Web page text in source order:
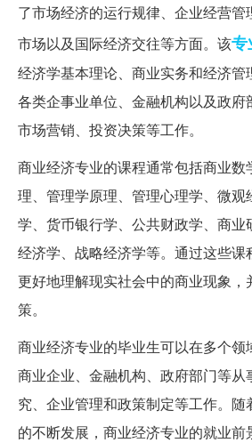
了市场经济的运行规律、企业经营管
市场以及国际经济交往等方面。该专
经济学基本理论、商业实务和经济管
各类企事业单位、金融机构以及政府
市场营销、投资决策等工作。
商业经济专业的课程通常包括商业数
理、管理学原理、管理心理学、微观
学、货币银行学、公共财政学、商
经济学、战略经济学等。通过这些课
更好地理解现实社会中的商业现象
策。
商业经济专业的毕业生可以在多个领
商业企业、金融机构、政府部门等
究、企业管理和政策制定等工作。
的不断发展，商业经济专业的就业前